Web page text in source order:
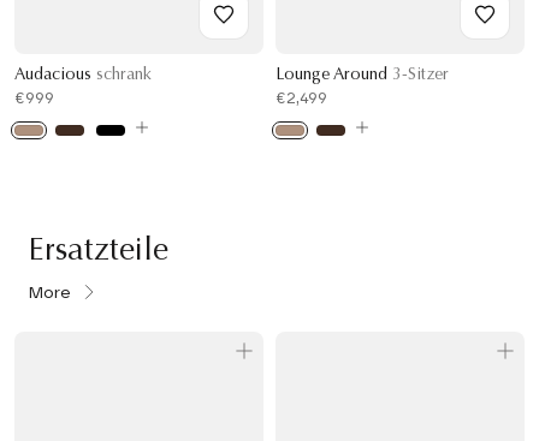
Audacious schrank
€999
Lounge Around 3-Sitzer
€2,499
Ersatzteile
More